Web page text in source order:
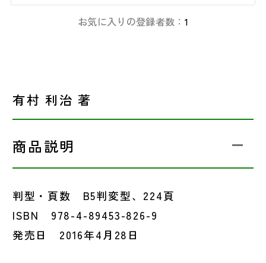
お気に入りの登録者数： 1
有村 利治 著
商品説明
判型・頁数 B5判変型、224頁
ISBN 978-4-89453-826-9
発売日 2016年4月28日